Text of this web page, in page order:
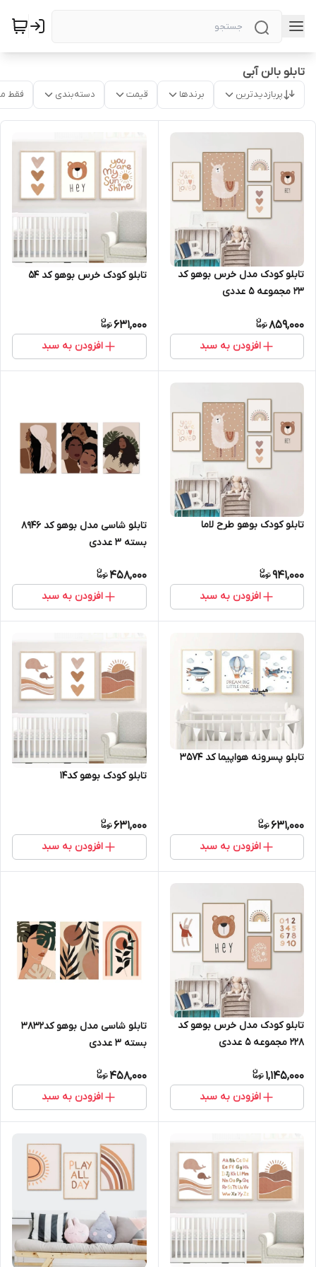
تابلو بالن آبی
پربازدیدترین برندها قیمت دسته‌بندی فقط
تابلو کودک مدل خرس بوهو کد
23 مجموعه 5 عددی
859,000
افزودن به سبد
تابلو کودک خرس بوهو کد 54
631,000
افزودن به سبد
تابلو کودک بوهو طرح لاما
941,000
افزودن به سبد
تابلو شاسی مدل بوهو کد 8946
بسته 3 عددی
458,000
افزودن به سبد
تابلو پسرونه هواپیما کد 3574
631,000
افزودن به سبد
تابلو کودک بوهو کد14
631,000
افزودن به سبد
تابلو کودک مدل خرس بوهو کد
228 مجموعه 5 عددی
1,145,000
افزودن به سبد
تابلو شاسی مدل بوهو کد3832
بسته 3 عددی
458,000
افزودن به سبد